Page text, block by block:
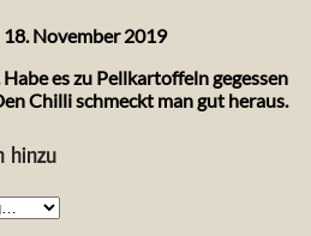
18. November 2019
es zu Pellkartoffeln gegessen
Chilli schmeckt man gut heraus.
hinzu